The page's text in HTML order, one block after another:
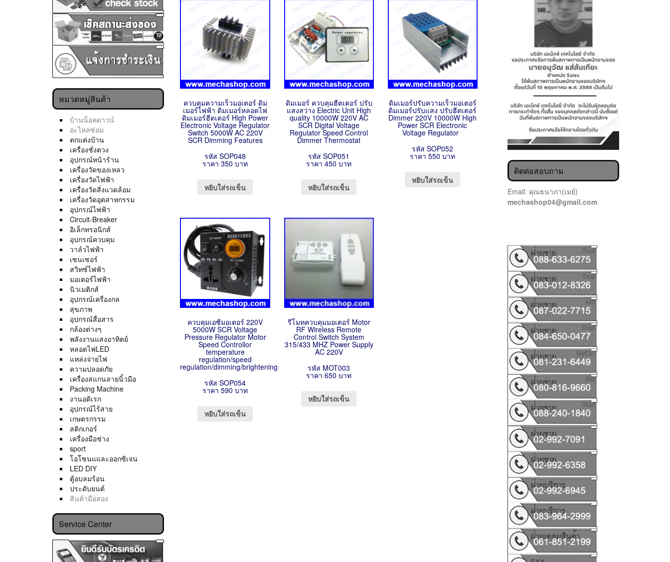
หมวดหมู่สินค้า
บ้านน็อคดาวน์
อะไหล่ซ่อม
ตกแต่งบ้าน
เครื่องชั่งตวง
อุปกรณ์หน้าร้าน
เครื่องวัดของเหลว
เครื่องวัดไฟฟ้า
เครื่องวัดสิ่งแวดล้อม
เครื่องวัดอุตสาหกรรม
อุปกรณ์ไฟฟ้า
Circuit-Breaker
อิเล็กทรอนิกส์
อุปกรณ์ควบคุม
วาล์วไฟฟ้า
เซนเซอร์
สวิทซ์ไฟฟ้า
มอเตอร์ไฟฟ้า
นิวเมติกส์
อุปกรณ์เครื่องกล
สุขภาพ
อุปกรณ์สื่อสาร
กล้องต่างๆ
พลังงานแสงอาทิตย์
หลอดไฟLED
แหล่งจ่ายไฟ
ความปลอดภัย
เครื่องสแกนลายนิ้วมือ
Packing Machine
งานอดิเรก
อุปกรณ์ไร้สาย
เกษตรกรรม
สติกเกอร์
เครื่องมือช่าง
sport
โอโซนแและออกซิเจน
LED DIY
ตู้อบลมร้อน
ประดับยนต์
สินค้ามือสอง
Service Center
ควบคุมความเร็วมอเตอร์ ดิม
เมอร์ไฟฟ้า ดิมเมอร์หลอดไฟ
ดิมเมอร์ฮีตเตอร์ High Power
Electronic Voltage Regulator
Switch 5000W AC 220V
SCR Dimming Features
รหัส SOP048
ราคา 350 บาท
หยิบใส่รถเข็น
ดิมเมอร์ ควบคุมฮีตเตอร์ ปรับ
แสงสว่าง Electric Unit High
quality 10000W 220V AC
SCR Digital Voltage
Regulator Speed Control
Dimmer Thermostat
รหัส SOP051
ราคา 450 บาท
หยิบใส่รถเข็น
ดิมเมอร์ปรับความเร็วมอเตอร์
ดิมเมอร์ปรับแสง ปรับฮีตเตอร์
Dimmer 220V 10000W High
Power SCR Electronic
Voltage Regulator
รหัส SOP052
ราคา 550 บาท
หยิบใส่รถเข็น
ควบคุมเอซีมอเตอร์ 220V
5000W SCR Voltage
Pressure Regulator Motor
Speed Controllor
temperature
regulation/speed
regulation/dimming/brightening
รหัส SOP054
ราคา 590 บาท
หยิบใส่รถเข็น
รีโมทควบคุมมอเตอร์ Motor
RF Wireless Remote
Control Switch System
315/433 MHZ Power Supply
AC 220V
รหัส MOT003
ราคา 650 บาท
หยิบใส่รถเข็น
ติดต่อสอบถาม
Email: คุณธนาภา(เมย์)
mechashop04@gmail.com